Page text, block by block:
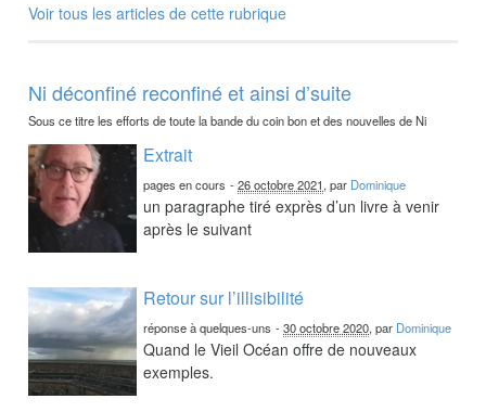
Voir tous les articles de cette rubrique
Ni déconfiné reconfiné et ainsi d’suite
Sous ce titre les efforts de toute la bande du coin bon et des nouvelles de Ni
Extrait
pages en cours -26 octobre 2021, par Dominique
un paragraphe tiré exprès d’un livre à venir
après le suivant
Retour sur l’illisibilité
réponse à quelques-uns -30 octobre 2020, par Dominique
Quand le Vieil Océan offre de nouveaux
exemples.